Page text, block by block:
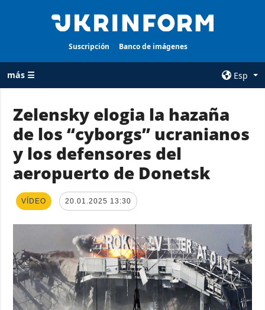
Suscripción Banco de imágenes
más ☰
Esp
TODAS LAS
CATEGORÍAS
Guerra
Reconstrucción
de Ucrania
Defensa
Sociedad y
Cultura
Deportes
AGENCIA
sobre la agencia
contacto
Política de
privacidad y
protección de
datos personales
Zelensky elogia la hazaña
de los “cyborgs” ucranianos
y los defensores del
aeropuerto de Donetsk
VÍDEO 20.01.2025 13:30